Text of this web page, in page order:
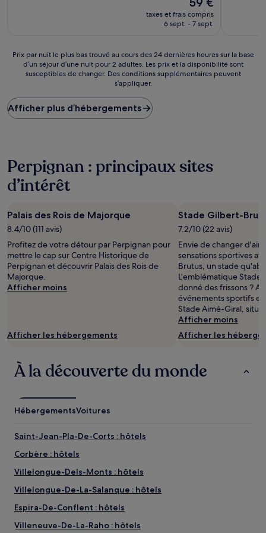
nouveau
prix
59 €
taxes et frais compris
6 sept. - 7 sept.
Prix
plus
bas
trouvé
24 dernières
heures
sur
la
d’un
séjour
nuit
pour
2 adultes.
Les
prix
sont
changer.
Des
supplémentaires
peuvent
s’appliquer.
Prix par nuit le plus bas trouvé au cours des 24 dernières heures sur la base
d’un séjour d’une nuit pour 2 adultes. Les prix et la disponibilité sont
susceptibles de changer. Des conditions supplémentaires peuvent
s’appliquer.
Afficher plus d’hébergements
Perpignan : principaux sites
d’intérêt
Palais des Rois de Majorque
8.4/10 (111 avis)
Profitez de votre détour par Perpignan pour
mettre le cap sur Centre Historique de
Perpignan et découvrir Palais des Rois de
Majorque.
Afficher moins
Afficher les hébergements
Stade Gilbert-
7.2/10 (22 avis)
Envie de changer d'air
sensations sportives
Brutus, un stade
L'emblématique Stade
donné des frissons ?
événements sportifs
Stade Aimé-Giral, situé
Afficher moins
Afficher les
À la découverte du monde
HébergementsVoitures
Saint-Jean-Pla-De-Corts : hôtels
Corbère : hôtels
Villelongue-Dels-Monts : hôtels
Villelongue-De-La-Salanque : hôtels
Espira-De-Conflent : hôtels
Villeneuve-De-La-Raho : hôtels